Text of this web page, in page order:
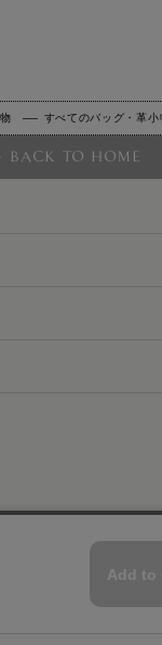
すべてのバッグ・革小
BACK TO HOME
に基づく表示